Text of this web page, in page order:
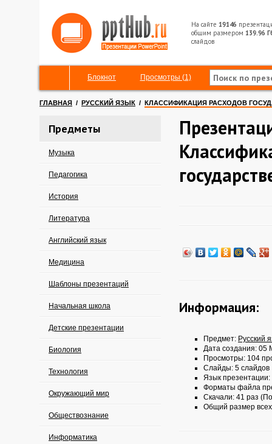
На сайте 19146
общим размером 139.96
слайдов
Блокнот Просмотры (1)
ГЛАВНАЯ / РУССКИЙ ЯЗЫК / КЛАССИФИКАЦИЯ РАСХОДОВ
Предметы
Музыка
Педагогика
История
Литература
Английский язык
Медицина
Шаблоны презентаций
Начальная школа
Детские презентации
Биология
Технология
Окружающий мир
Обществознание
Информатика
Информация:
Предмет: Русский
Дата создания: 05
Просмотры: 104
Слайды: 5 слайдов
Язык презентации:
Форматы файла
Скачали: 41 раз
Общий размер